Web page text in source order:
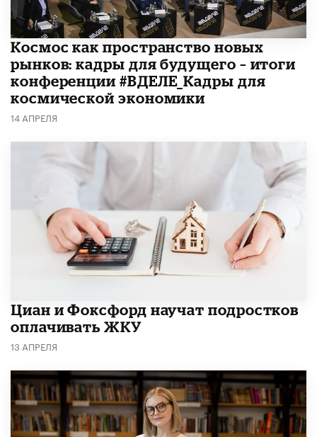
Космос как пространство новых
рынков: кадры для будущего – итоги
конференции #ВДЕЛЕ_Кадры для
космической экономики
14 АПРЕЛЯ
Циан и Фоксфорд научат подростков
оплачивать ЖКУ
13 АПРЕЛЯ